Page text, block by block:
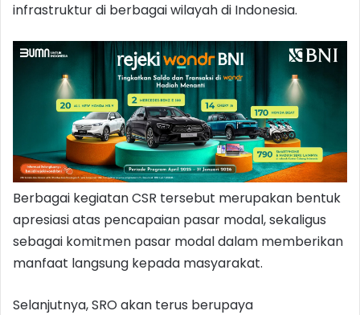
infrastruktur di berbagai wilayah di Indonesia.
Berbagai kegiatan CSR tersebut merupakan bentuk
apresiasi atas pencapaian pasar modal, sekaligus
sebagai komitmen pasar modal dalam memberikan
manfaat langsung kepada masyarakat.
Selanjutnya, SRO akan terus berupaya